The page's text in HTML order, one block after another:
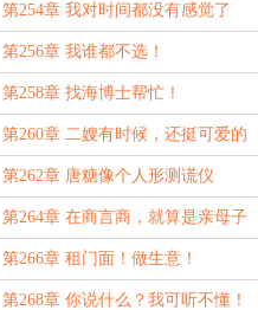
第254章 我对时间都没有感觉了
第256章 我谁都不选！
第258章 找海博士帮忙！
第260章 二嫂有时候，还挺可爱的
第262章 唐糖像个人形测谎仪
第264章 在商言商，就算是亲母子
也一样
第266章 租门面！做生意！
第268章 你说什么？我可听不懂！